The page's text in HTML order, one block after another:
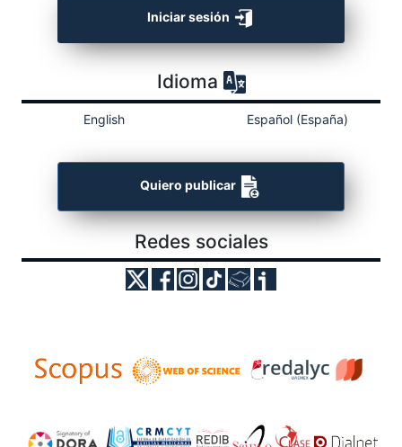
Iniciar sesión
Idioma
English Español (España)
Quiero publicar
Redes sociales